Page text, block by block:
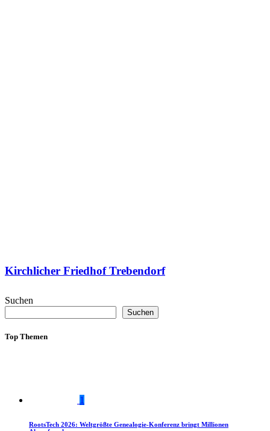
Kirchlicher Friedhof Trebendorf
Suchen
Suchen
Top Themen
1
RootsTech 2026: Weltgrößte Genealogie-Konferenz bringt Millionen